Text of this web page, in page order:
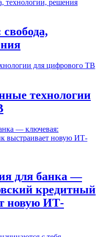
технологии
для банка —
кредитный
новую ИТ-